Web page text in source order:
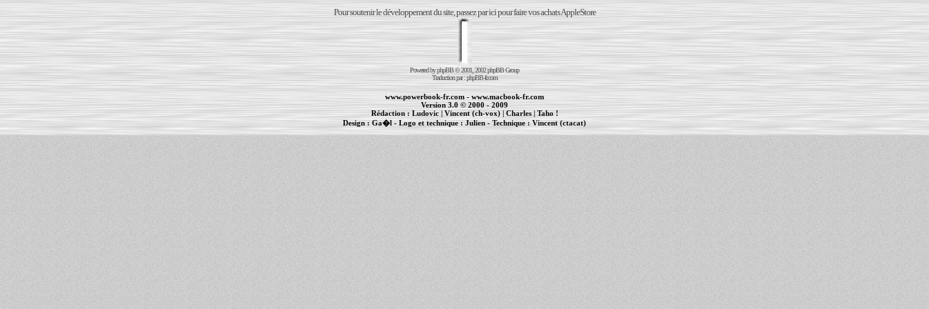
Pour soutenir le développement du site, passez par ici pour faire vos achats AppleStore
Powered byphpBB© 2001, 2002 phpBB Group
Traduction par :phpBB-fr.com
www.powerbook-fr.com - www.macbook-fr.com
Version 3.0 © 2000 - 2009
Rédaction : Ludovic|Vincent (ch-vox)| Charles|Taho !
Design :Ga�l - Logo et technique : Julien - Technique :Vincent (ctacat)
| | cr�ation de sites Internet